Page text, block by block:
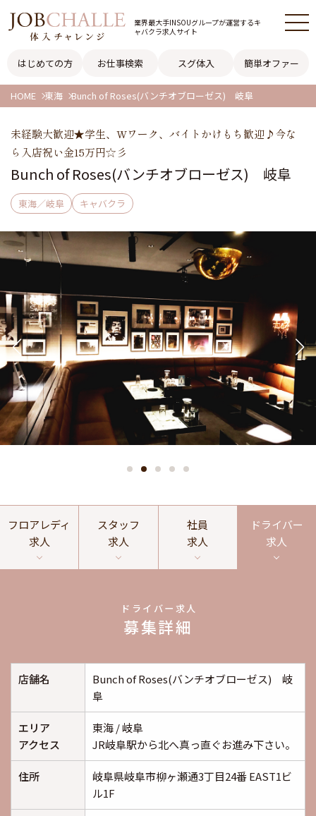
業界最大手INSOUグループが運営するキ
ャバクラ求人サイト
はじめての方 お仕事検索 スグ体入 簡単オファー
HOME 東海 Bunch of Roses(バンチオブローゼス) 岐阜
未経験大歓迎★学生、Wワーク、バイトかけもち歓迎♪今な
ら入店祝い金15万円☆彡
Bunch of Roses(バンチオブローゼス) 岐阜
東海／岐阜 キャバクラ
フロアレディ
求人
スタッフ
求人
社員
求人
ドライバー
求人
ドライバー求人
募集詳細
店舗名
Bunch of Roses(バンチオブローゼス) 岐
阜
エリア
アクセス
東海 / 岐阜
JR岐阜駅から北へ真っ直ぐお進み下さい。
住所
岐阜県岐阜市柳ヶ瀬通3丁目24番 EAST1ビ
ル1F